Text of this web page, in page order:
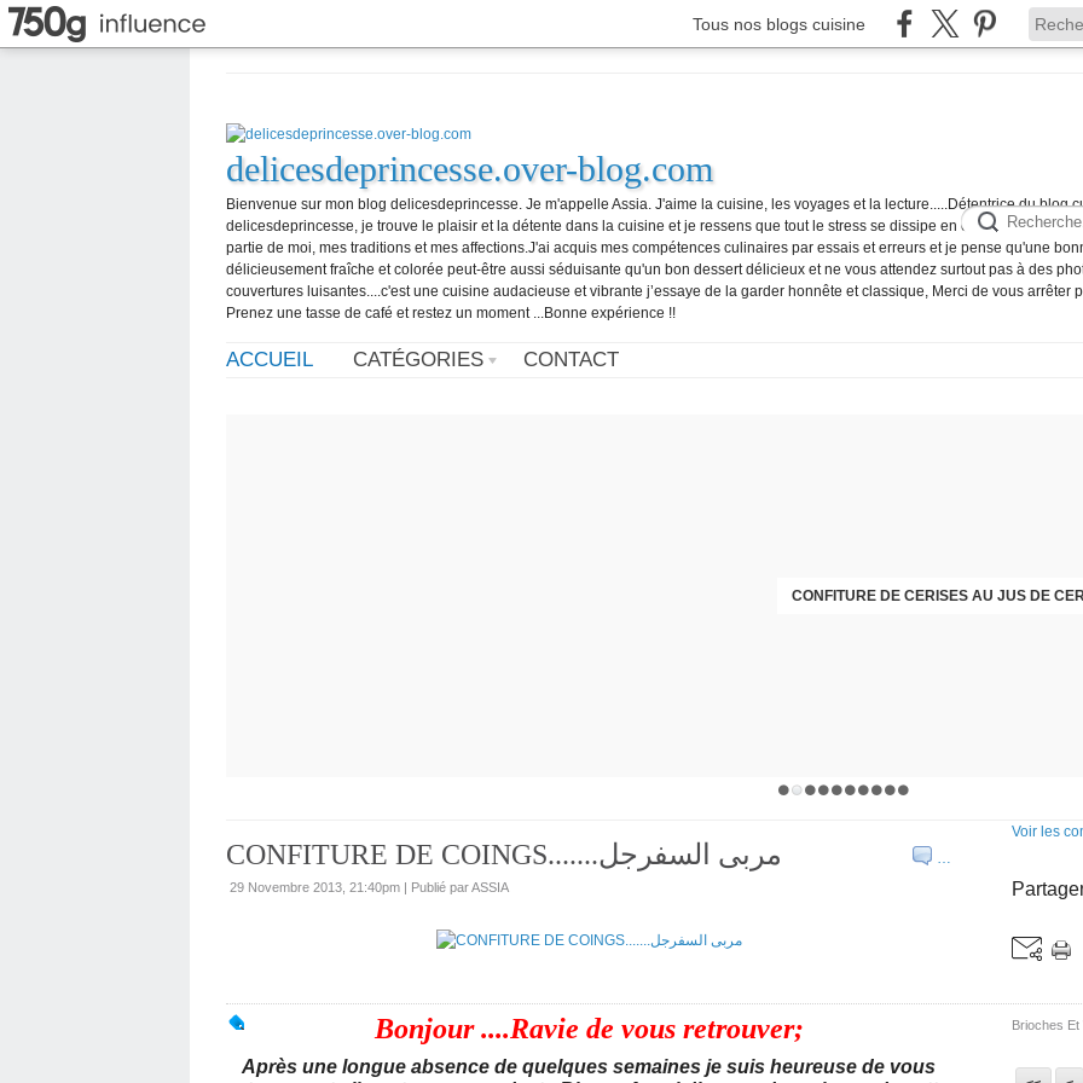
Tous nos blogs cuisine
delicesdeprincesse.over-blog.com
Bienvenue sur mon blog delicesdeprincesse. Je m'appelle Assia. J'aime la cuisine, les voyages et la lecture.....Détentrice du blog
delicesdeprincesse, je trouve le plaisir et la détente dans la cuisine et je ressens que tout le stress se dissipe en cuisinant.....Vous
partie de moi, mes traditions et mes affections.J'ai acquis mes compétences culinaires par essais et erreurs et je pense qu'une
délicieusement fraîche et colorée peut-être aussi séduisante qu'un bon dessert délicieux et ne vous attendez surtout pas à des
couvertures luisantes....c'est une cuisine audacieuse et vibrante j’essaye de la garder honnête et classique, Merci de vous arrêter
Prenez une tasse de café et restez un moment ...Bonne expérience !!
ACCUEIL CATÉGORIES CONTACT
… CONFITURE DE COINGS.......مربى السفرجل
29 Novembre 2013, 21:40pm | Publié par ASSIA
Bonjour ....Ravie de vous retrouver;
Après une longue absence de quelques semaines je suis heureuse de vous
Voir les
Brioches Et